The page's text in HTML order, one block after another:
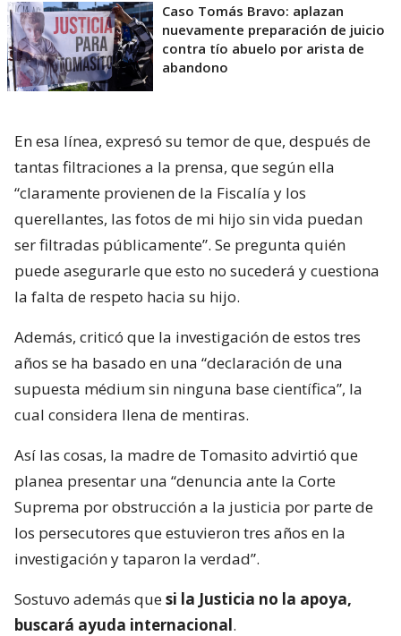
Caso Tomás Bravo: aplazan
nuevamente preparación de juicio
contra tío abuelo por arista de
abandono
En esa línea, expresó su temor de que, después de
tantas filtraciones a la prensa, que según ella
“claramente provienen de la Fiscalía y los
querellantes, las fotos de mi hijo sin vida puedan
ser filtradas públicamente”. Se pregunta quién
puede asegurarle que esto no sucederá y cuestiona
la falta de respeto hacia su hijo.
Además, criticó que la investigación de estos tres
años se ha basado en una “declaración de una
supuesta médium sin ninguna base científica”, la
cual considera llena de mentiras.
Así las cosas, la madre de Tomasito advirtió que
planea presentar una “denuncia ante la Corte
Suprema por obstrucción a la justicia por parte de
los persecutores que estuvieron tres años en la
investigación y taparon la verdad”.
Sostuvo además quesi la Justicia no la apoya,
buscará ayuda internacional.